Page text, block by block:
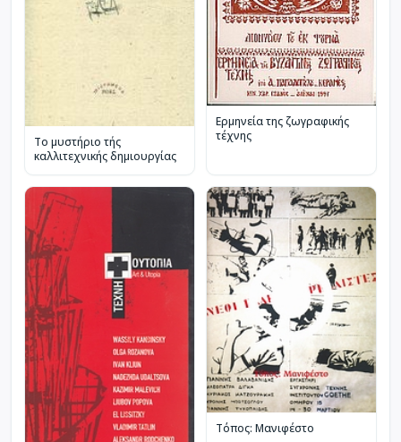
Το μυστήριο τής
καλλιτεχνικής δημιουργίας
Ερμηνεία της ζωγραφικής
τέχνης
Τόπος: Μανιφέστο